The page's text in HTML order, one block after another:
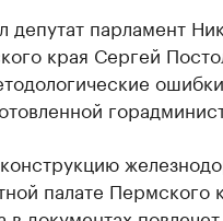
депутат парламент
края Сергей
палате Пермского